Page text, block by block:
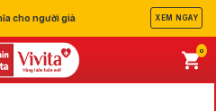
cho người già XEM NGAY
0